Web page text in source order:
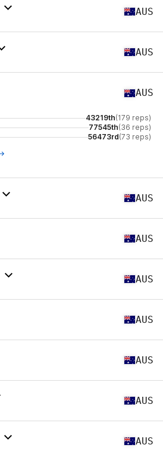
AUS
AUS
AUS
43219th(179 reps)
77545th(36 reps)
56473rd(73 reps)
AUS
AUS
AUS
AUS
AUS
AUS
AUS